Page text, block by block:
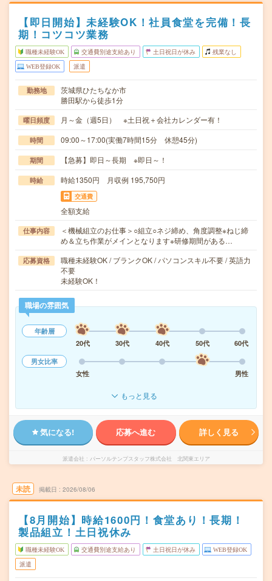
【即日開始】未経験OK！社員食堂を完備！長
期！コツコツ業務
職種未経験OK 交通費別途支給あり 土日祝日が休み 残業なし
WEB登録OK 派遣
勤務地
茨城県ひたちなか市
勝田駅から徒歩1分
曜日頻度 月～金（週5日） ※土日祝＋会社カレンダー有！
時間 09:00～17:00(実働7時間15分 休憩45分)
期間 【急募】即日～長期 ※即日～！
時給 時給1350円 月収例 195,750円
交通費
全額支給
仕事内容
＜機械組立のお仕事＞○組立○ネジ締め、角度調整※ねじ締
め＆立ち作業がメインとなります※研修期間がある…
応募資格
職種未経験OK / ブランクOK / パソコンスキル不要 / 英語力
不要
未経験OK！
職場の雰囲気
年齢層
20代
30代 40代 50代
60代
男女比率
女性
男性
もっと見る
気になる! 応募へ進む 詳しく見る
派遣会社 パーソルテンプスタッフ株式会社 北関東エリア
未読 掲載日 2026/08/06
【8月開始】時給1600円！食堂あり！長期！
製品組立！土日祝休み
職種未経験OK 交通費別途支給あり 土日祝日が休み WEB登録OK
派遣